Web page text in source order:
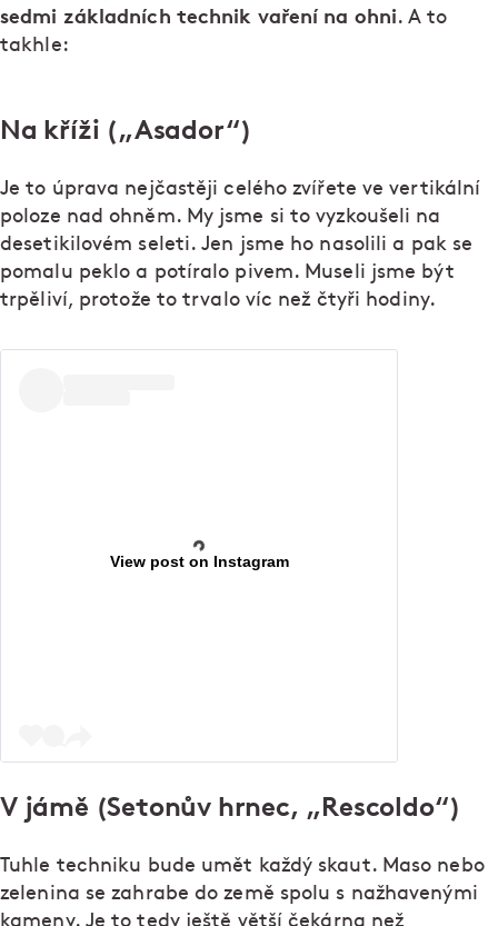
sedmi základních technik vaření na ohni. A to
takhle:
Na kříži („Asador“)
Je to úprava nejčastěji celého zvířete ve vertikální
poloze nad ohněm. My jsme si to vyzkoušeli na
desetikilovém seleti. Jen jsme ho nasolili a pak se
pomalu peklo a potíralo pivem. Museli jsme být
trpěliví, protože to trvalo víc než čtyři hodiny.
View post on Instagram
V jámě (Setonův hrnec, „Rescoldo“)
Tuhle techniku bude umět každý skaut. Maso nebo
zelenina se zahrabe do země spolu s nažhavenými
kameny. Je to tedy ještě větší čekárna než